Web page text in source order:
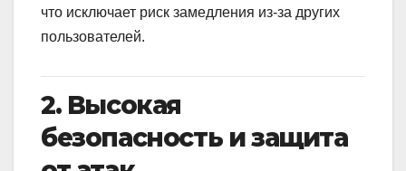
что исключает риск замедления из-за других
пользователей.
2. Высокая
безопасность и защита